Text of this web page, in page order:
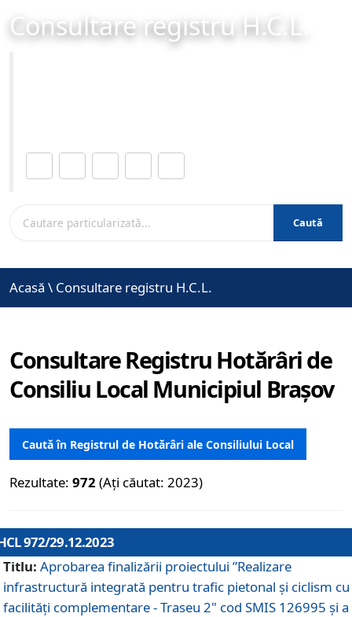
Consultare registru H.C.L.
Caută
Acasă \ Consultare registru H.C.L.
Consultare Registru Hotărâri de
Consiliu Local Municipiul Brașov
Caută în Registrul de Hotărâri ale Consiliului Local
Rezultate: 972 (Ați căutat: 2023)
972/29.12.2023
Titlu: Aprobarea finalizării proiectului ”Realizare
infrastructură integrată pentru trafic pietonal și ciclism cu
facilități complementare - Traseu 2" cod SMIS 126995 și a